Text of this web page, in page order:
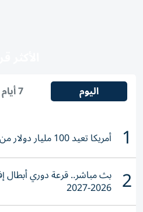
اليوم 7 أيام
1 أمريكا تعيد 100 مليار دولار من رسوم جمركية فرضها ترامب
2 بث مباشر.. قرعة دوري أبطال
2026-2027